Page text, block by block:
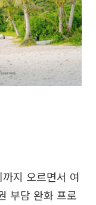
지 오르면서 여
부담 완화 프로